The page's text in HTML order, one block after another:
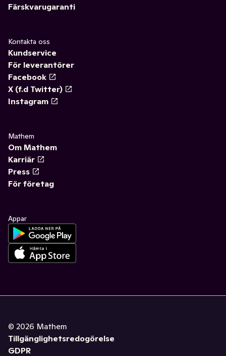
Färskvarugaranti
Kontakta oss
Kundservice
För leverantörer
Facebook
X (f.d Twitter)
Instagram
Mathem
Om Mathem
Karriär
Press
För företag
Appar
© 2026 Mathem
Tillgänglighetsredogörelse
GDPR